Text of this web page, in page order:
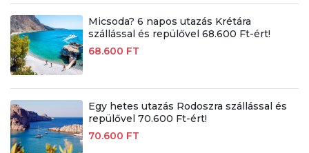
Micsoda? 6 napos utazás Krétára
szállással és repülővel 68.600 Ft-ért!
68.600 FT
Egy hetes utazás Rodoszra szállással és
repülővel 70.600 Ft-ért!
70.600 FT